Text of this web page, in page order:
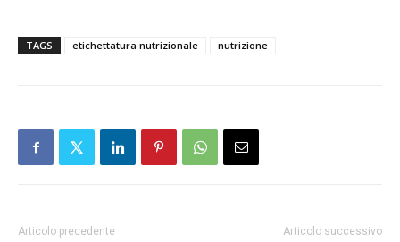
TAGS etichettatura nutrizionale nutrizione
Articolo precedente Articolo successivo